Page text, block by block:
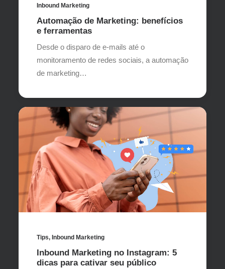
Inbound Marketing
Automação de Marketing: benefícios
e ferramentas
Desde o disparo de e-mails até o
monitoramento de redes sociais, a automação
de marketing…
Tips, Inbound Marketing
Inbound Marketing no Instagram: 5
dicas para cativar seu público